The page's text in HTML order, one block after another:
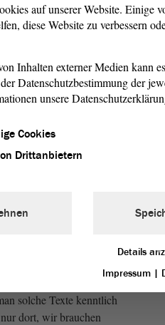
damit um? - Wir brauchen
brauchen Transparenz.
Dann können Sie
nächste Hochwasser mit
bekämpfen.
ein rechtssicherer
was KI darf und was nicht.
und transparent machen,
wie ChatGPT
für den schulischen und
Raum einen Weg schaffen,
Texte zu erkennen. Und wir
in Schule und
solche Texte kenntlich
dort, wir brauchen
auf unserer Website. Einige
diese Website zu verbessern
Inhalten externer Medien kann
Datenschutzbestimmung der
unsere
Cookies
Drittanbietern
Details
Impressum |